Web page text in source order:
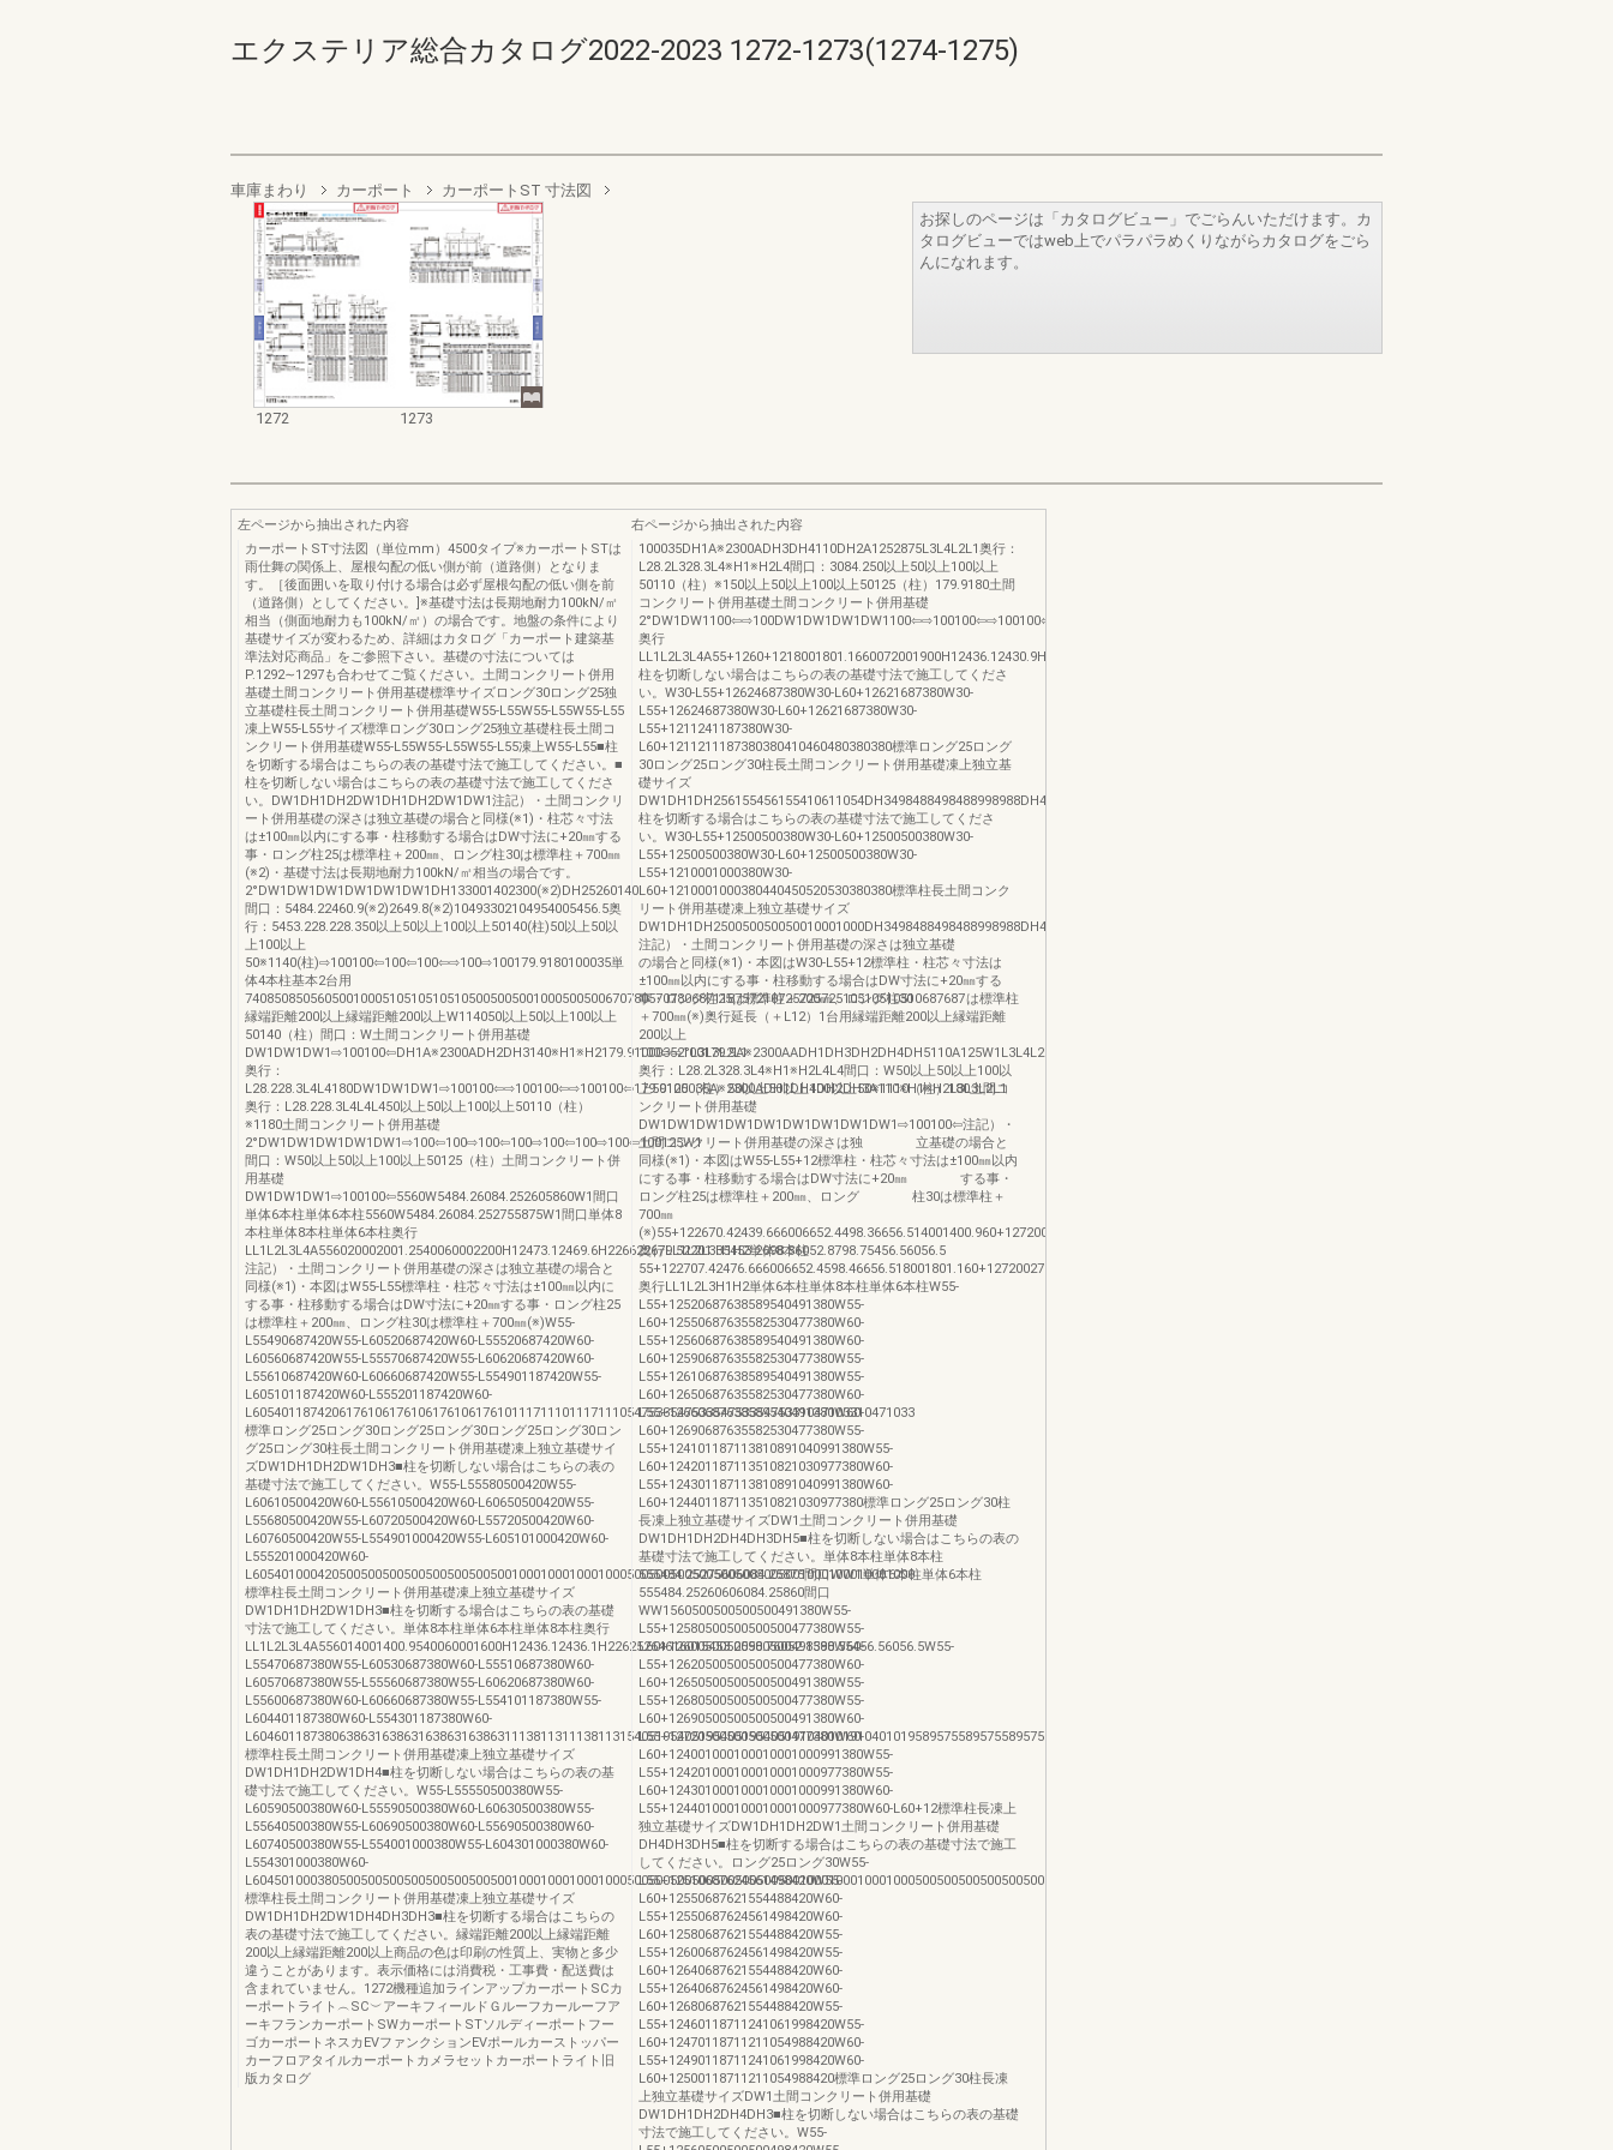
エクステリア総合カタログ2022-2023 1272-1273(1274-1275)
車庫まわり カーポート カーポートST 寸法図
1272 1273
お探しのページは「カタログビュー」でごらんいただけます。カ
タログビューではweb上でパラパラめくりながらカタログをごら
んになれます。
左ページから抽出された内容
カーポートST寸法図（単位mm）4500タイプ※カーポートSTは
雨仕舞の関係上、屋根勾配の低い側が前（道路側）となりま
す。［後面囲いを取り付ける場合は必ず屋根勾配の低い側を前
（道路側）としてください。]※基礎寸法は長期地耐力100kN/㎡
相当（側面地耐力も100kN/㎡）の場合です。地盤の条件により
基礎サイズが変わるため、詳細はカタログ「カーポート建築基
準法対応商品」をご参照下さい。基礎の寸法については
P.1292∼1297も合わせてご覧ください。土間コンクリート併用
基礎土間コンクリート併用基礎標準サイズロング30ロング25独
立基礎柱長土間コンクリート併用基礎W55-L55W55-L55W55-L55
凍上W55-L55サイズ標準ロング30ロング25独立基礎柱長土間コ
ンクリート併用基礎W55-L55W55-L55W55-L55凍上W55-L55■柱
を切断する場合はこちらの表の基礎寸法で施工してください。■
柱を切断しない場合はこちらの表の基礎寸法で施工してくださ
い。DW1DH1DH2DW1DH1DH2DW1DW1注記）・土間コンクリ
ート併用基礎の深さは独立基礎の場合と同様(※1)・柱芯々寸法
は±100㎜以内にする事・柱移動する場合はDW寸法に+20㎜する
事・ロング柱25は標準柱＋200㎜、ロング柱30は標準柱＋700㎜
(※2)・基礎寸法は長期地耐力100kN/㎡相当の場合です。
2°DW1DW1DW1DW1DW1DW1DH133001402300(※2)DH25260140
間口：5484.22460.9(※2)2649.8(※2)10493302104954005456.5奥
行：5453.228.228.350以上50以上100以上50140(柱)50以上50以
上100以上
50※1140(柱)⇨100100⇦100⇦100⇦⇨100⇨100179.9180100035単
体4本柱基本2台用
7408508505605001000510510510510500500500100050050067078057078068711875721072572572510510510510687687
縁端距離200以上縁端距離200以上W114050以上50以上100以上
50140（柱）間口：W土間コンクリート併用基礎
DW1DW1DW1⇨100100⇦DH1A※2300ADH2DH3140※H1※H2179.91000352°L3L3L2L1
奥行：
L28.228.3L4L4180DW1DW1DW1⇨100100⇦⇨100100⇦⇨100100⇦179.9100035A※2300ADH1DH4DH2DH3A110※H1※H2L3L3L2L1
奥行：L28.228.3L4L4L450以上50以上100以上50110（柱）
※1180土間コンクリート併用基礎
2°DW1DW1DW1DW1DW1⇨100⇦100⇨100⇦100⇨100⇦100⇨100⇦100125W1
間口：W50以上50以上100以上50125（柱）土間コンクリート併
用基礎
DW1DW1DW1⇨100100⇦5560W5484.26084.252605860W1間口
単体6本柱単体6本柱5560W5484.26084.252755875W1間口単体8
本柱単体8本柱単体6本柱奥行
LL1L2L3L4A556020002001.2540060002200H12473.12469.6H226622679.52201.35453.2698.86052.8798.75456.56056.5
注記）・土間コンクリート併用基礎の深さは独立基礎の場合と
同様(※1)・本図はW55-L55標準柱・柱芯々寸法は±100㎜以内に
する事・柱移動する場合はDW寸法に+20㎜する事・ロング柱25
は標準柱＋200㎜、ロング柱30は標準柱＋700㎜(※)W55-
L55490687420W55-L60520687420W60-L55520687420W60-
L60560687420W55-L55570687420W55-L60620687420W60-
L55610687420W60-L60660687420W55-L554901187420W55-
L605101187420W60-L555201187420W60-
L60540118742061761061761061761061761011171110111711105475335475335475335475331047103310471033
標準ロング25ロング30ロング25ロング30ロング25ロング30ロン
グ25ロング30柱長土間コンクリート併用基礎凍上独立基礎サイ
ズDW1DH1DH2DW1DH3■柱を切断しない場合はこちらの表の
基礎寸法で施工してください。W55-L55580500420W55-
L60610500420W60-L55610500420W60-L60650500420W55-
L55680500420W55-L60720500420W60-L55720500420W60-
L60760500420W55-L554901000420W55-L605101000420W60-
L555201000420W60-
L60540100042050050050050050050050050010001000100010005005005005005005005005001000100010001000
標準柱長土間コンクリート併用基礎凍上独立基礎サイズ
DW1DH1DH2DW1DH3■柱を切断する場合はこちらの表の基礎
寸法で施工してください。単体8本柱単体6本柱単体8本柱奥行
LL1L2L3L4A556014001400.9540060001600H12436.12436.1H22625264616015453.2598.76052.8598.55456.56056.5W55-
L55470687380W55-L60530687380W60-L55510687380W60-
L60570687380W55-L55560687380W55-L60620687380W60-
L55600687380W60-L60660687380W55-L554101187380W55-
L604401187380W60-L554301187380W60-
L604601187380638631638631638631638631113811311138113154051954051954051954051910401019104010195895755895755895755895751089107510891075
標準柱長土間コンクリート併用基礎凍上独立基礎サイズ
DW1DH1DH2DW1DH4■柱を切断しない場合はこちらの表の基
礎寸法で施工してください。W55-L55550500380W55-
L60590500380W60-L55590500380W60-L60630500380W55-
L55640500380W55-L60690500380W60-L55690500380W60-
L60740500380W55-L554001000380W55-L604301000380W60-
L554301000380W60-
L604501000380500500500500500500500500100010001000100050050050050050050050050010001000100010005005005005005005005005001000100010001000
標準柱長土間コンクリート併用基礎凍上独立基礎サイズ
DW1DH1DH2DW1DH4DH3DH3■柱を切断する場合はこちらの
表の基礎寸法で施工してください。縁端距離200以上縁端距離
200以上縁端距離200以上商品の色は印刷の性質上、実物と多少
違うことがあります。表示価格には消費税・工事費・配送費は
含まれていません。1272機種追加ラインアップカーポートSCカ
ーポートライト︵SC︶アーキフィールドＧルーフカールーフア
ーキフランカーポートSWカーポートSTソルディーポートフー
ゴカーポートネスカEVファンクションEVポールカーストッパー
カーフロアタイルカーポートカメラセットカーポートライト旧
版カタログ
右ページから抽出された内容
100035DH1A※2300ADH3DH4110DH2A1252875L3L4L2L1奥行：
L28.2L328.3L4※H1※H2L4間口：3084.250以上50以上100以上
50110（柱）※150以上50以上100以上50125（柱）179.9180土間
コンクリート併用基礎土間コンクリート併用基礎
2°DW1DW1100⇦⇨100DW1DW1DW1DW1100⇦⇨100100⇦⇨100100⇦⇨100100⇦⇨100DW1DW1
奥行
LL1L2L3L4A55+1260+1218001801.1660072001900H12436.12430.9H22666.92682.61901.26652.4598.47252.1748.36656.57256.5■
柱を切断しない場合はこちらの表の基礎寸法で施工してくださ
い。W30-L55+12624687380W30-L60+12621687380W30-
L55+12624687380W30-L60+12621687380W30-
L55+1211241187380W30-
L60+1211211187380380410460480380380標準ロング25ロング
30ロング25ロング30柱長土間コンクリート併用基礎凍上独立基
礎サイズ
DW1DH1DH256155456155410611054DH3498488498488998988DH4DW1■
柱を切断する場合はこちらの表の基礎寸法で施工してくださ
い。W30-L55+12500500380W30-L60+12500500380W30-
L55+12500500380W30-L60+12500500380W30-
L55+1210001000380W30-
L60+1210001000380440450520530380380標準柱長土間コンク
リート併用基礎凍上独立基礎サイズ
DW1DH1DH250050050050010001000DH3498488498488998988DH4DW1
注記）・土間コンクリート併用基礎の深さは独立基礎
の場合と同様(※1)・本図はW30-L55+12標準柱・柱芯々寸法は
±100㎜以内にする事・柱移動する場合はDW寸法に+20㎜する
事・ロング柱25は標準柱＋200㎜、ロング柱30 は標準柱
＋700㎜(※)奥行延長（＋L12）1台用縁端距離200以上縁端距離
200以上
100⇦⇨100179.9A※2300AADH1DH3DH2DH4DH5110A125W1L3L4L2L1
奥行：L28.2L328.3L4※H1※H2L4L4間口：W50以上50以上100以
上50125（柱）50以上50以上100以上50※1110（柱）180土間コ
ンクリート併用基礎
DW1DW1DW1DW1DW1DW1DW1DW1DW1⇨100100⇦注記）・
土間コンクリート併用基礎の深さは独 立基礎の場合と
同様(※1)・本図はW55-L55+12標準柱・柱芯々寸法は±100㎜以内
にする事・柱移動する場合はDW寸法に+20㎜ する事・
ロング柱25は標準柱＋200㎜、ロング 柱30は標準柱＋
700㎜
(※)55+122670.42439.666006652.4498.36656.514001400.960+1272002687.92436.17252.1598.27256.515001500.9L4A
奥行LL1L2L3H1H2単体8本柱
55+122707.42476.666006652.4598.46656.518001801.160+1272002723.12471.47252.1748.37256.519001901.2L4A
奥行LL1L2L3H1H2単体6本柱単体8本柱単体6本柱W55-
L55+12520687638589540491380W55-
L60+12550687635582530477380W60-
L55+12560687638589540491380W60-
L60+12590687635582530477380W55-
L55+12610687638589540491380W55-
L60+12650687635582530477380W60-
L55+12660687638589540491380W60-
L60+12690687635582530477380W55-
L55+124101187113810891040991380W55-
L60+124201187113510821030977380W60-
L55+124301187113810891040991380W60-
L60+124401187113510821030977380標準ロング25ロング30柱
長凍上独立基礎サイズDW1土間コンクリート併用基礎
DW1DH1DH2DH4DH3DH5■柱を切断しない場合はこちらの表の
基礎寸法で施工してください。単体8本柱単体8本柱
555484.25275606084.25875間口WW1単体6本柱単体6本柱
555484.25260606084.25860間口
WW1560500500500500491380W55-
L55+12580500500500500477380W55-
L60+12600500500500500491380W60-
L55+12620500500500500477380W60-
L60+12650500500500500491380W55-
L55+12680500500500500477380W55-
L60+12690500500500500491380W60-
L55+12720500500500500477380W60-
L60+124001000100010001000991380W55-
L55+124201000100010001000977380W55-
L60+124301000100010001000991380W60-
L55+124401000100010001000977380W60-L60+12標準柱長凍上
独立基礎サイズDW1DH1DH2DW1土間コンクリート併用基礎
DH4DH3DH5■柱を切断する場合はこちらの表の基礎寸法で施工
してください。ロング25ロング30W55-
L55+12510687624561498420W55-
L60+12550687621554488420W60-
L55+12550687624561498420W60-
L60+12580687621554488420W55-
L55+12600687624561498420W55-
L60+12640687621554488420W60-
L55+12640687624561498420W60-
L60+12680687621554488420W55-
L55+12460118711241061998420W55-
L60+12470118711211054988420W60-
L55+12490118711241061998420W60-
L60+12500118711211054988420標準ロング25ロング30柱長凍
上独立基礎サイズDW1土間コンクリート併用基礎
DW1DH1DH2DH4DH3■柱を切断しない場合はこちらの表の基礎
寸法で施工してください。W55-